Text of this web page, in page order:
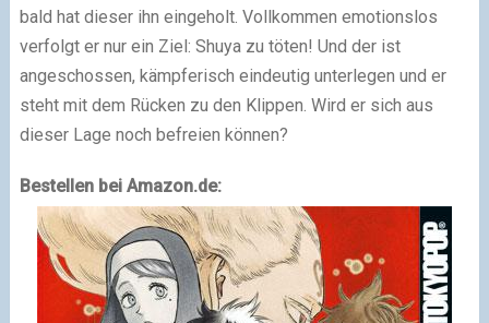
bald hat dieser ihn eingeholt. Vollkommen emotionslos
verfolgt er nur ein Ziel: Shuya zu töten! Und der ist
angeschossen, kämpferisch eindeutig unterlegen und er
steht mit dem Rücken zu den Klippen. Wird er sich aus
dieser Lage noch befreien können?
Bestellen bei Amazon.de: